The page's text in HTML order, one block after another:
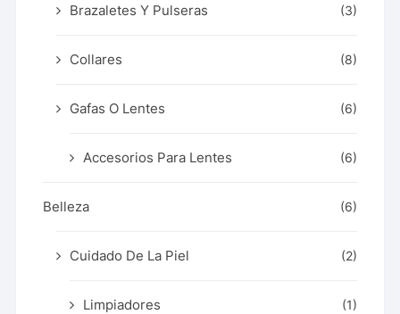
Brazaletes Y Pulseras (3)
Collares (8)
Gafas O Lentes (6)
Accesorios Para Lentes (6)
Belleza (6)
Cuidado De La Piel (2)
Limpiadores (1)